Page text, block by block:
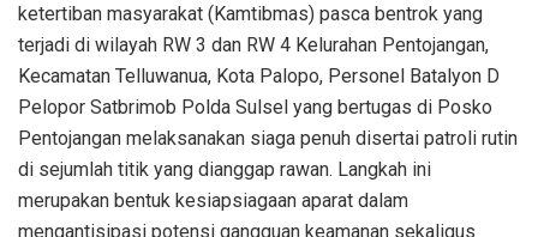
ketertiban masyarakat (Kamtibmas) pasca bentrok yang
terjadi di wilayah RW 3 dan RW 4 Kelurahan Pentojangan,
Kecamatan Telluwanua, Kota Palopo, Personel Batalyon D
Pelopor Satbrimob Polda Sulsel yang bertugas di Posko
Pentojangan melaksanakan siaga penuh disertai patroli rutin
di sejumlah titik yang dianggap rawan. Langkah ini
merupakan bentuk kesiapsiagaan aparat dalam
mengantisipasi potensi gangguan keamanan sekaligus